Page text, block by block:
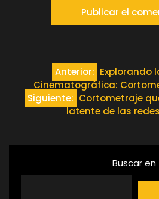
Navegación
entradas
Anterior: Explorando
Cinematográfica:
Siguiente: Cortometraje
latente de las
Buscar en